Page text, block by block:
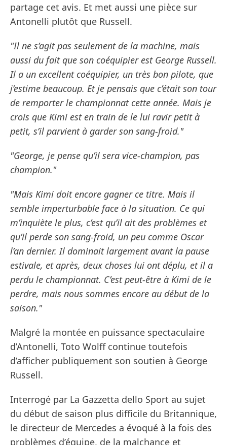
partage cet avis. Et met aussi une pièce sur
Antonelli plutôt que Russell.
"Il ne s’agit pas seulement de la machine, mais
aussi du fait que son coéquipier est George Russell.
Il a un excellent coéquipier, un très bon pilote, que
j’estime beaucoup. Et je pensais que c’était son tour
de remporter le championnat cette année. Mais je
crois que Kimi est en train de le lui ravir petit à
petit, s’il parvient à garder son sang-froid."
"George, je pense qu’il sera vice-champion, pas
champion."
"Mais Kimi doit encore gagner ce titre. Mais il
semble imperturbable face à la situation. Ce qui
m’inquiète le plus, c’est qu’il ait des problèmes et
qu’il perde son sang-froid, un peu comme Oscar
l’an dernier. Il dominait largement avant la pause
estivale, et après, deux choses lui ont déplu, et il a
perdu le championnat. C’est peut-être à Kimi de le
perdre, mais nous sommes encore au début de la
saison."
Malgré la montée en puissance spectaculaire
d’Antonelli, Toto Wolff continue toutefois
d’afficher publiquement son soutien à George
Russell.
Interrogé par La Gazzetta dello Sport au sujet
du début de saison plus difficile du Britannique,
le directeur de Mercedes a évoqué à la fois des
problèmes d’équipe, de la malchance et